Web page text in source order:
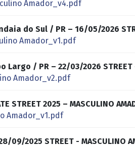
Amador_v4.pdf
do Sul / PR – 16/05/2026
Amador_v1.pdf
/ PR – 22/03/2026 STREET -
Amador_v2.pdf
STREET 2025 – MASCULINO
Amador_v1.pdf
2025 STREET - MASCULINO